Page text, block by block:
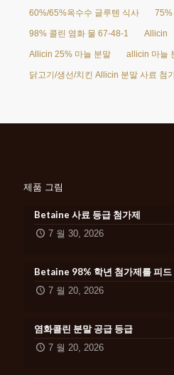
60%/65%옥수수 글루텐 식사 75%
98% 콜린 염화 물 67-48-1 Allicin
Allicin 25% 마늘 분말 allicin 마늘
닭고기/생선/치킨 Allicin 분말 사료 첨
제품 그림
Betaine 사료 등급 첨가제
7 월 30, 2026
Betaine 98% 학년 첨가제를 피드
7 월 20, 2026
염화콜린 분말 공급 등급
7 월 20, 2026